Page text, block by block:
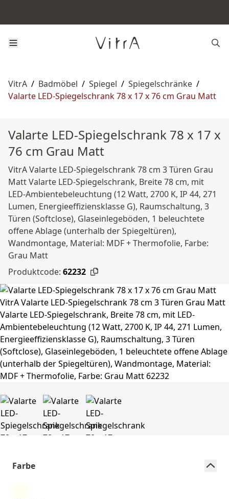
VitrA / Badmöbel / Spiegel / Spiegelschränke /
Valarte LED-Spiegelschrank 78 x 17 x 76 cm Grau Matt
Valarte LED-Spiegelschrank 78 x 17 x
76 cm Grau Matt
VitrA Valarte LED-Spiegelschrank 78 cm 3 Türen Grau
Matt Valarte LED-Spiegelschrank, Breite 78 cm, mit
LED-Ambientebeleuchtung (12 Watt, 2700 K, IP 44, 271
Lumen, Energieeffiziensklasse G), Raumschaltung, 3
Türen (Softclose), Glaseinlegeböden, 1 beleuchtete
offene Ablage (unterhalb der Spiegeltüren),
Wandmontage, Material: MDF + Thermofolie, Farbe:
Grau Matt
Produktcode: 62232
Farbe